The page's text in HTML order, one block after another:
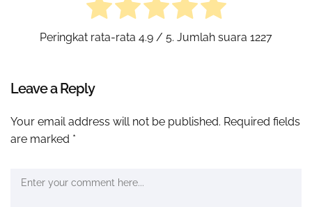
Peringkat rata-rata 4.9 / 5. Jumlah suara 1227
Leave a Reply
Your email address will not be published. Required fields
are marked *